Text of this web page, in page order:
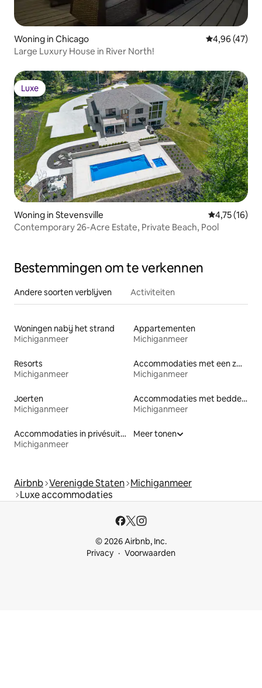
Woning in Chicago Gemiddelde
4,96 (47)
Large Luxury House in River North!
Luxe
Luxe
Woning in Stevensville Gemiddelde
4,75 (16)
Contemporary 26-Acre Estate, Private Beach, Pool
Bestemmingen om te verkennen
Andere soorten verblijven Activiteiten
Woningen nabij het strand
Michiganmeer
Appartementen
Michiganmeer
Resorts
Michiganmeer
Accommodaties met een zwembad
Michiganmeer
Joerten
Michiganmeer
Accommodaties met bedden op toegankelijke hoogte
Michiganmeer
Accommodaties in privésuites
Michiganmeer
Meer tonen
Airbnb Verenigde Staten Michiganmeer
Luxe accommodaties
© 2026 Airbnb, Inc.
Privacy
Voorwaarden